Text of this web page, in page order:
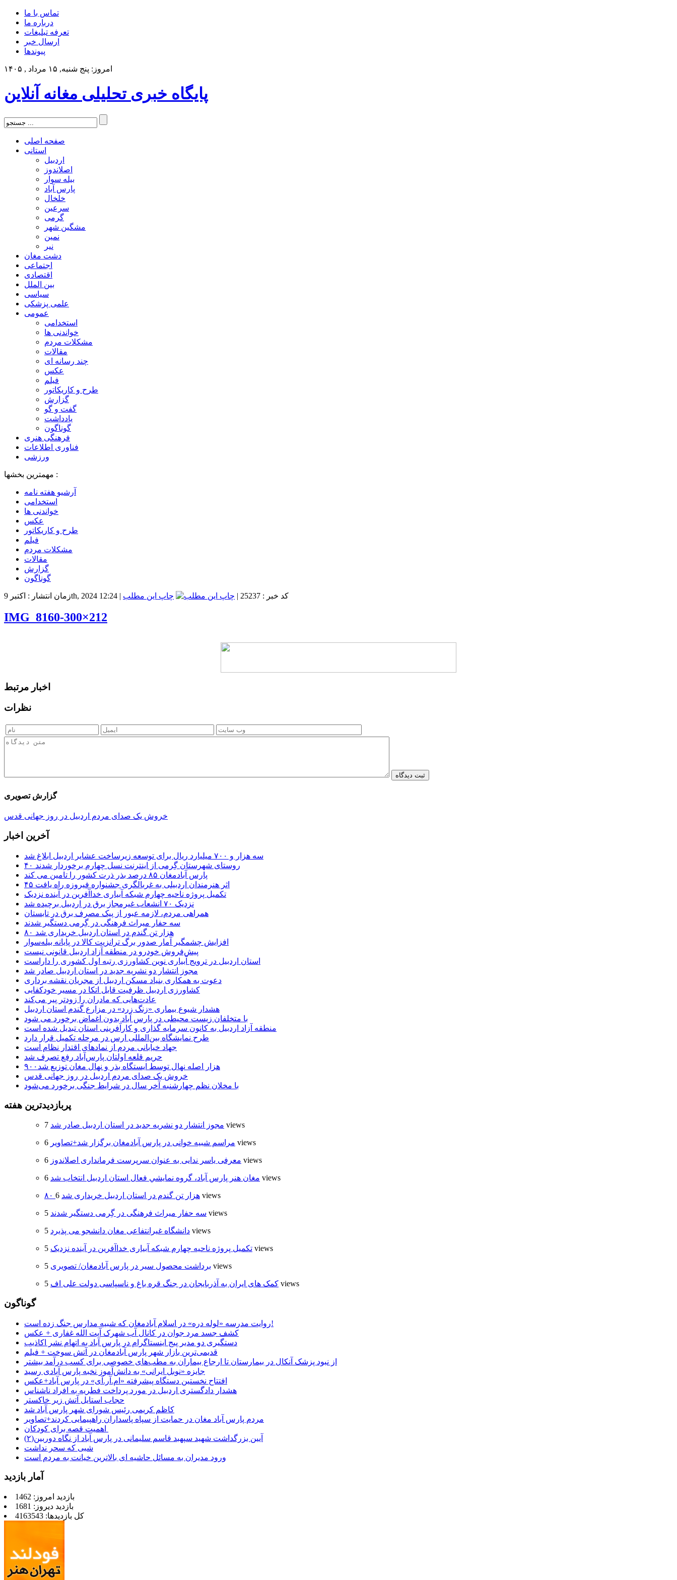
تماس با ما
درباره ما
تعرفه تبلیغات
ارسال خبر
پیوندها
امروز: پنج شنبه, ۱۵ مرداد , ۱۴۰۵
پایگاه خبری تحلیلی مغانه آنلاین
صفحه اصلی
استانی
اردبیل
اصلاندوز
بیله سوار
پارس آباد
خلخال
سرعین
گرمی
مشگین شهر
نمین
نیر
دشت مغان
اجتماعی
اقتصادی
بین الملل
سیاسی
علمی پزشکی
عمومی
استخدامی
خواندنی ها
مشکلات مردم
مقالات
چند رسانه ای
عکس
فیلم
طرح و کاریکاتور
گزارش
گفت و گو
یادداشت
گوناگون
فرهنگی هنری
فناوری اطلاعات
ورزشی
مهمترین بخشها :
آرشیو هفته نامه
استخدامی
خواندنی ها
عکس
طرح و کاریکاتور
فیلم
مشکلات مردم
مقالات
گزارش
گوناگون
زمان انتشار : اکتبر 9th, 2024 12:24 | کد خبر : 25237 | چاپ این مطلب
IMG_8160-300×212
اخبار مرتبط
نظرات
گزارش تصویری
خروش یک صدای مردم اردبیل در روز جهانی قدس
آخرین اخبار
سه هزار و ۷۰۰ میلیارد ریال برای توسعه زیرساخت عشایر اردبیل ابلاغ شد
۴۰ روستای شهرستان گِرمی از اینترنت نسل چهارم برخوردار شدند
پارس آبادمغان ۸۵ درصد بذر ذرت کشور را تامین می کند
۴۵ اثر هنرمندان اردبیلی به غربالگری جشنواره فیروزه راه یافت
تکمیل پروژه ناحیه چهارم شبکه آبیاری خداآفرین در آینده نزدیک
نزدیک ۷۰ انشعاب غیرمجاز برق در اردبیل برچیده شد
همراهی مردم، لازمه عبور از پیک مصرف برق در تابستان
سه حفار میراث فرهنگی در گِرمی دستگیر شدند
۸۰ هزار تن گندم در استان اردبیل خریداری شد
افزایش چشمگیر آمار صدور برگ ترانزیت کالا در پایانه بیله‌سوار
پیش‌فروش خودرو در منطقه آزاد اردبیل قانونی نیست
استان اردبیل در ترویج آبیاری نوین کشاورزی رتبه اول کشوری را داراست
مجوز انتشار دو نشریه جدید در استان اردبیل صادر شد
دعوت به همکاری بنیاد مسکن اردبیل از مجریان نقشه برداری
کشاورزی اردبیل ظرفیت قابل اتکا در مسیر خودکفایی
عادت‌هایی که مادران را زودتر پیر می‌کند
هشدار شیوع بیماری «زنگ زرد» در مزارع گندم استان اردبیل
با متخلفان زیست محیطی در پارس آباد بدون اغماض برخورد می شود
منطقه آزاد اردبیل به کانون سرمایه گذاری و کارآفرینی استان تبدیل شده است
طرح نمایشگاه بین‌المللی ارس در مرحله تکمیل قرار دارد
جهاد خیابانی مردم از نمادهای اقتدار نظام است
حریم قلعه اولتان پارس‌آباد رفع تصرف شد
۹۰۰هزار اصله نهال توسط ایستگاه بذر و نهال مغان توزیع شد
خروش یک صدای مردم اردبیل در روز جهانی قدس
با مخلان نظم چهارشنبه‌ آخر سال در شرایط جنگی برخورد می‌شود
پربازدیدترین هفته
مجوز انتشار دو نشریه جدید در استان اردبیل صادر شد 7 views
مراسم شبیه خوانی در پارس آبادمغان برگزار شد+تصاویر 6 views
معرفی یاسر ندایی به عنوان سرپرست فرمانداری اصلاندوز 6 views
مغان هنر پارس آباد، گروه نمايشي فعال استان اردبيل انتخاب شد 6 views
۸۰ هزار تن گندم در استان اردبیل خریداری شد 6 views
سه حفار میراث فرهنگی در گِرمی دستگیر شدند 5 views
دانشگاه غیرانتفاعی مغان دانشجو می پذیرد 5 views
تکمیل پروژه ناحیه چهارم شبکه آبیاری خداآفرین در آینده نزدیک 5 views
برداشت محصول سیر در پارس آبادمغان/ تصویری 5 views
کمک های ایران به آذربایجان در جنگ قره باغ و ناسپاسی دولت علی اف 5 views
گوناگون
روایت مدرسه «لوله دره» در اسلام آبادمغان که شبیه مدارس جنگ زده است!
کشف جسد مرد جوان در کانال آب شهرک آیت الله غفاری + عکس
دستگیری دو مدیر پیج اینستاگرام در پارس آباد به اتهام نشر اکاذیب
قدیمی‌ترین بازار شهر پارس آبادمغان در آتش سوخت + فیلم
از نبود پزشک آنکال در بیمارستان تا ارجاع بیماران به مطب‌های خصوصی برای کسب درآمد بیشتر
جایزه «نوبل ایرانی» به دانش‌آموز نخبه پارس آبادی رسید
افتتاح نخستین دستگاه پیشرفته «ام.آر.آی» در پارس آباد+عکس
هشدار دادگستری اردبیل در مورد پرداخت فطریه به افراد ناشناس
حجاب استایل آتش زیر خاکستر
کاظم کریمی رئیس شورای شهر پارس آباد شد
مردم پارس آباد مغان در حمایت از سپاه پاسداران راهپیمایی کردند+تصاویر
آیین بزرگداشت شهید سپهبد قاسم سلیمانی در پارس آباد از نگاه دوربین(۲)
شبی که سحر نداشت
ورود مدیران به مسائل حاشیه ای بالاترین خیانت به مردم است
آمار بازدید
بازدید امروز: 1462
بازدید دیروز: 1681
کل بازدیدها: 4163543